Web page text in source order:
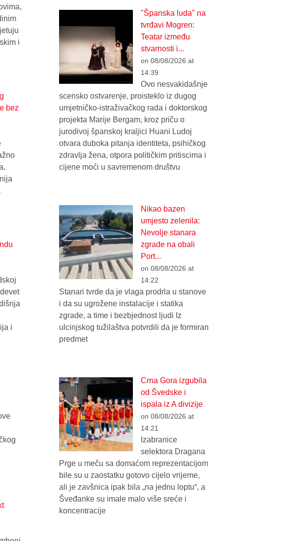
i
bez
i
"Španska luda" na
tvrđavi Mogren:
Teatar između
stvarnosti i...
on 08/08/2026 at
14:39
Ovo nesvakidašnje
scensko ostvarenje, proisteklo iz dugog
umjetničko-istraživačkog rada i doktorskog
projekta Marije Bergam, kroz priču o
jurodivoj španskoj kraljici Huani Ludoj
otvara duboka pitanja identiteta, psihičkog
zdravlja žena, otpora političkim pritiscima i
cijene moći u savremenom društvu
Nikao bazen
umjesto zelenila:
Nevolje stanara
zgrade na obali
Port...
on 08/08/2026 at
14:22
Stanari tvrde da je vlaga prodrla u stanove
i da su ugrožene instalacije i statika
zgrade, a time i bezbjednost ljudi Iz
ulcinjskog tužilaštva potvrdili da je formiran
predmet
Crna Gora izgubila
od Švedske i
ispala iz A divizije
on 08/08/2026 at
14:21
Izabranice
selektora Dragana
Prge u meču sa domaćom reprezentacijom
bile su u zaostatku gotovo cijelo vrijeme,
ali je zavšnica ipak bila „na jednu loptu“, a
Šveđanke su imale malo više sreće i
koncentracije